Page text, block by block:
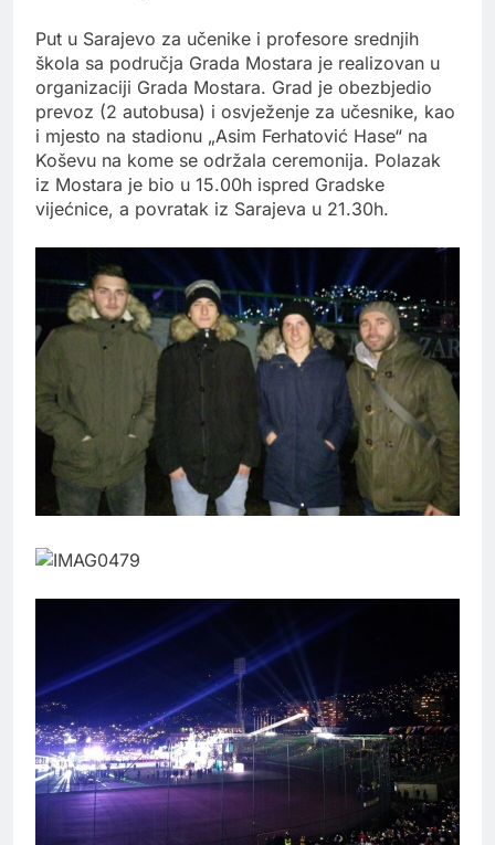
Put u Sarajevo za učenike i profesore srednjih
škola sa područja Grada Mostara je realizovan u
organizaciji Grada Mostara. Grad je obezbjedio
prevoz (2 autobusa) i osvježenje za učesnike, kao
i mjesto na stadionu „Asim Ferhatović Hase“ na
Koševu na kome se održala ceremonija. Polazak
iz Mostara je bio u 15.00h ispred Gradske
vijećnice, a povratak iz Sarajeva u 21.30h.